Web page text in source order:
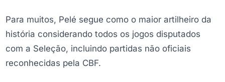
Para muitos, Pelé segue como o maior artilheiro da
história considerando todos os jogos disputados
com a Seleção, incluindo partidas não oficiais
reconhecidas pela CBF.